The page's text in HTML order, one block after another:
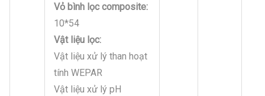
Vỏ bình lọc composite:
10*54
Vật liệu lọc:
Vật liệu xử lý than hoạt
tính WEPAR
Vật liệu xử lý pH